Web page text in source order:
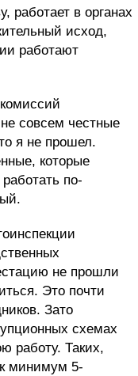
работает в органах
исход,
работают
совсем честные
я не прошел.
которые
по-
не прошли
Это почти
Зато
схемах
работу. Таких,
минимум 5-